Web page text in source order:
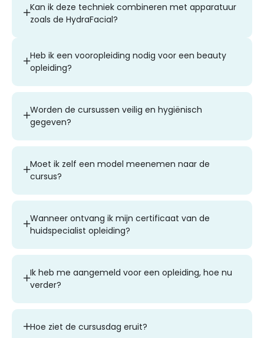
Kan ik deze techniek combineren met apparatuur
zoals de HydraFacial?
Heb ik een vooropleiding nodig voor een beauty
opleiding?
Worden de cursussen veilig en hygiënisch
gegeven?
Moet ik zelf een model meenemen naar de
cursus?
Wanneer ontvang ik mijn certificaat van de
huidspecialist opleiding?
Ik heb me aangemeld voor een opleiding, hoe nu
verder?
Hoe ziet de cursusdag eruit?